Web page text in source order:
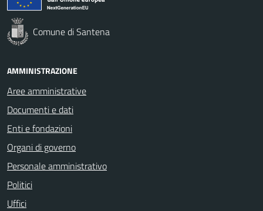
Comune di Santena
AMMINISTRAZIONE
Aree amministrative
Documenti e dati
Enti e fondazioni
Organi di governo
Personale amministrativo
Politici
Uffici